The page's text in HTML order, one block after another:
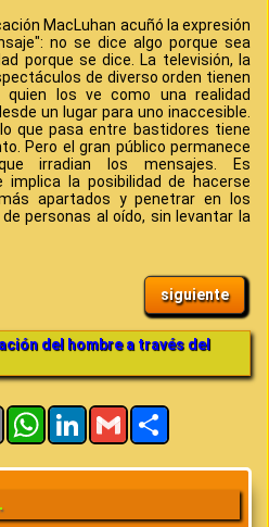
MacLuhan acuñó la expresión
no se dice algo porque sea
porque se dice. La televisión, la
de diverso orden tienen
los ve como una realidad
un lugar para uno inaccesible.
que pasa entre bastidores tiene
Pero el gran público permanece
irradian los mensajes. Es
implica la posibilidad de hacerse
apartados y penetrar en los
personas al oído, sin levantar la
siguiente
del hombre a través del
Email WhatsApp
LinkedInGmailShare